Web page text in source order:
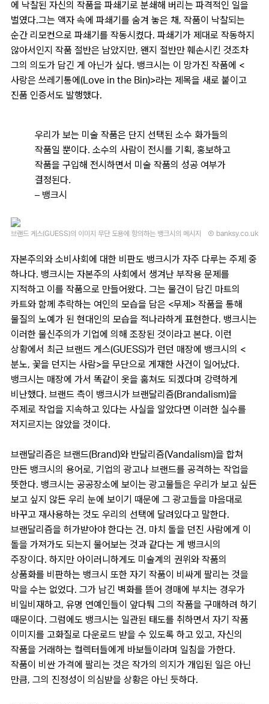
에 낙찰된 자신의 작품을 파쇄기로 분쇄해 버리는 파격적인 일을
벌였다.그는 액자 속에 파쇄기를 숨겨 놓은 채, 작품이 낙찰되는
순간 리모컨으로 파쇄기를 작동시켰다. 파쇄기가 제대로 작동하지
않아서인지 작품 절반은 남았지만, 왠지 절반만 훼손시킨 것조차
그의 의도가 담긴 게 아닌가 싶다. 뱅크시는 이 망가진 작품에 <
사랑은 쓰레기통에(Love in the Bin)>라는 제목을 새로 붙이고
진품 인증서도 발행했다.
우리가 보는 미술 작품은 단지 선택된 소수 화가들의
작품일 뿐이다. 소수의 사람이 전시를 기획, 홍보하고
작품을 구입해 전시하면서 미술 작품의 성공 여부가
결정된다.
– 뱅크시
브랜드 게스(GUESS)의 이미지 무단 도용에 항의하는 뱅크시의 메시지 Ⓒ banksy.co.uk
자본주의와 소비사회에 대한 비판도 뱅크시가 자주 다루는 주제 중
하나다. 뱅크시는 자본주의 사회에서 생겨난 부작용 문제를
지적하고 이를 작품으로 만들어왔다. 그는 물건이 담긴 마트의
카트와 함께 추락하는 여인의 모습을 담은 <무제> 작품을 통해
물질의 노예가 된 현대인의 모습을 적나라하게 표현한다. 뱅크시는
이러한 물신주의가 기업에 의해 조장된 것이라고 본다. 이런
상황에서 최근 브랜드 게스(GUESS)가 런던 매장에 뱅크시의 <
분노, 꽃을 던지는 사람>을 무단으로 게재한 사건이 일어났다.
뱅크시는 매장에 가서 똑같이 옷을 훔쳐도 되겠다며 강력하게
비난했다. 브랜드 측이 뱅크시가 브랜달리즘(Brandalism)을
주제로 작업을 지속하고 있다는 사실을 알았다면 이러한 실수를
저지르지는 않았을 것이다.
브랜달리즘은 브랜드(Brand)와 반달리즘(Vandalism)을 합쳐
만든 뱅크시의 용어로, 기업의 광고나 브랜드를 공격하는 작업을
뜻한다. 뱅크시는 공공장소에 보이는 광고물들은 우리가 보고 싶든
보고 싶지 않든 우리 눈에 보이기 때문에 그 광고들을 마음대로
바꾸고 재사용하는 것도 우리의 선택에 달려있다고 말한다.
브랜달리즘을 허가받아야 한다는 건, 마치 돌을 던진 사람에게 이
돌을 가져가도 되는지 물어보는 것과 같다는 게 뱅크시의
주장이다. 하지만 아이러니하게도 미술계의 권위와 작품의
상품화를 비판하는 뱅크시 또한 자기 작품이 비싸게 팔리는 것을
막을 수는 없었다. 그가 남긴 벽화를 뜯어 경매에 부치는 경우가
비일비재하고, 유명 연예인들이 앞다퉈 그의 작품을 구매하려 하기
때문이다. 그럼에도 뱅크시는 일관된 태도를 취하면서 자기 작품
이미지를 고화질로 다운로드 받을 수 있도록 하고 있고, 자신의
작품을 거래하는 컬렉터들에게 바보들이라며 일침을 가한다.
작품이 비싼 가격에 팔리는 것은 작가의 의지가 개입된 일은 아닌
만큼, 그의 진정성이 의심받을 상황은 아닌 듯하다.